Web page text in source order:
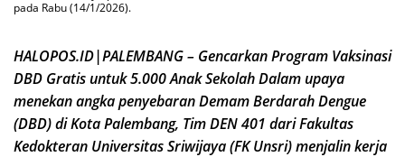
pada Rabu (14/1/2026).
HALOPOS.ID|PALEMBANG – Gencarkan Program Vaksinasi
DBD Gratis untuk 5.000 Anak Sekolah Dalam upaya
menekan angka penyebaran Demam Berdarah Dengue
(DBD) di Kota Palembang, Tim DEN 401 dari Fakultas
Kedokteran Universitas Sriwijaya (FK Unsri) menjalin kerja